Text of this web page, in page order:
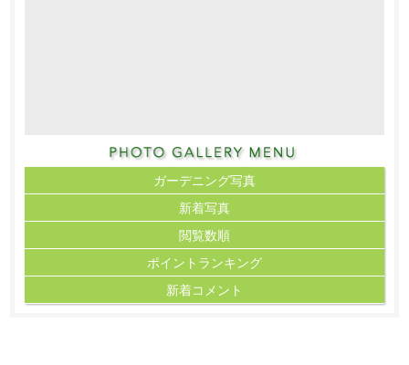
ガーデニング写真
新着写真
閲覧数順
ポイント ランキング
新着コメント